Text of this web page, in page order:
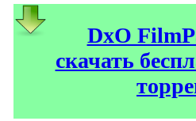
DxO
скачать